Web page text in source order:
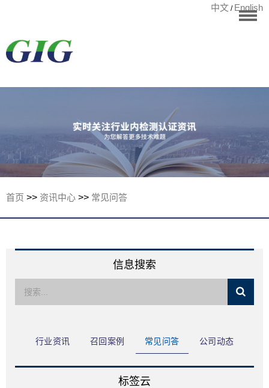
检测项目
客户案例
资讯中心
中文 / English
限公司
首页 >> 资讯中心 >> 常见问答
信息搜索
行业资讯 召回案例 常见问答 公司动态
标签云